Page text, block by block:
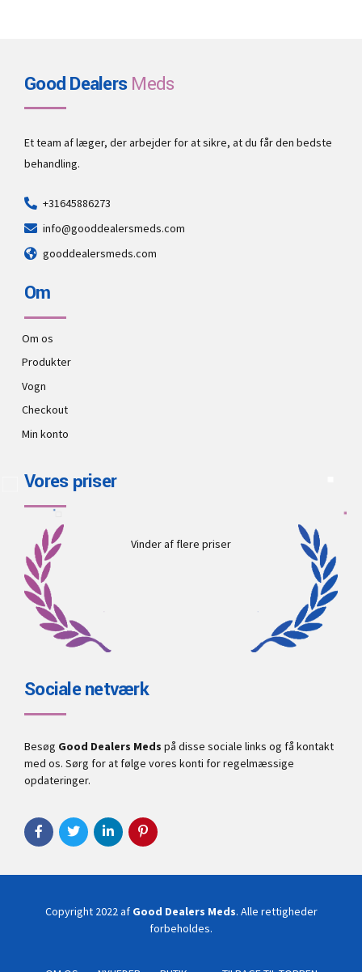
Good DealersMeds
Et team af læger, der arbejder for at sikre, at du får den bedste
behandling.
+31645886273
info@gooddealersmeds.com
gooddealersmeds.com
Om
Om os
Produkter
Vogn
Checkout
Min konto
Vores priser
Vinder af flere priser
Sociale netværk
Besøg Good Dealers Meds på disse sociale links og få kontakt
med os. Sørg for at følge vores konti for regelmæssige
opdateringer.
Copyright 2022 af Good Dealers Meds. Alle rettigheder
forbeholdes.